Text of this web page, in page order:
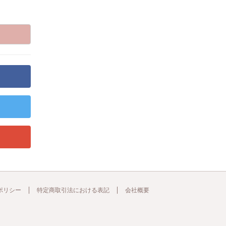
リシー 特定商取引法における表記 会社概要